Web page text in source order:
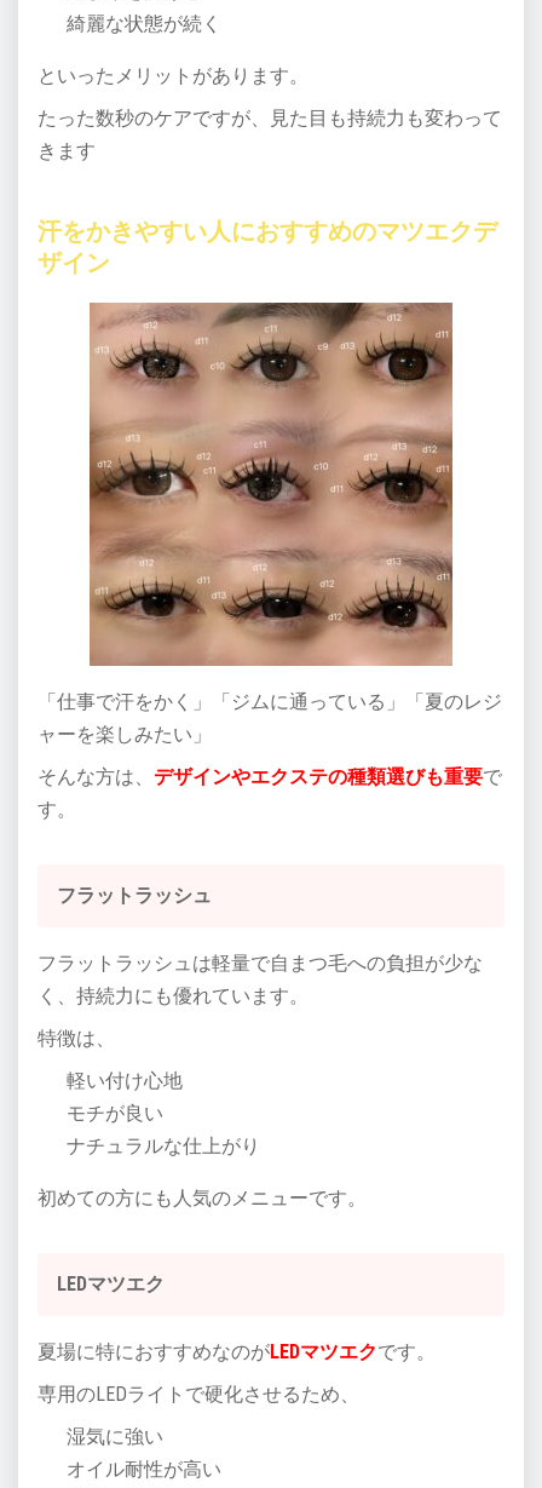
綺麗な状態が続く
といったメリットがあります。
たった数秒のケアですが、見た目も持続力も変わって
きます
汗をかきやすい人におすすめのマツエクデ
ザイン
「仕事で汗をかく」「ジムに通っている」「夏のレジ
ャーを楽しみたい」
そんな方は、 デザインやエクステの種類選びも重要で
す。
フラットラッシュ
フラットラッシュは軽量で自まつ毛への負担が少な
く、持続力にも優れています。
特徴は、
軽い付け心地
モチが良い
ナチュラルな仕上がり
初めての方にも人気のメニューです。
LEDマツエク
夏場に特におすすめなのがLEDマツエクです。
専用のLEDライトで硬化させるため、
湿気に強い
オイル耐性が高い